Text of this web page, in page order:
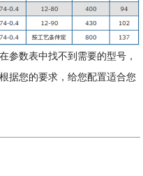
参数表中找不到需要的型号，
据您的要求，给您配置适合您